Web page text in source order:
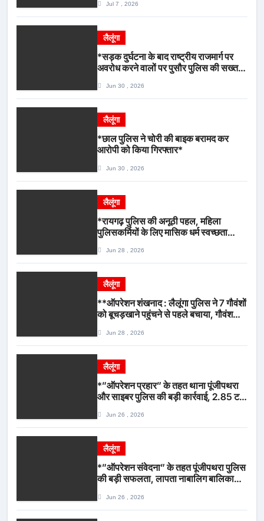
Jul 7 , 2026
लैलूंगा
*सड़क दुर्घटना के बाद राष्ट्रीय राजमार्ग पर
अवरोध करने वालों पर पुसौर पुलिस की सख्त
Jun 30 , 2026
लैलूंगा
*छाल पुलिस ने चोरी की बाइक बरामद कर
आरोपी को किया गिरफ्तार*
Jun 30 , 2026
लैलूंगा
*रायगढ़ पुलिस की अनूठी पहल, महिला
पुलिसकर्मियों के लिए मासिक धर्म स्वच्छता
Jun 28 , 2026
लैलूंगा
**ऑपरेशन शंखनाद : लैलूंगा पुलिस ने 7 गौवंशों
को बूचड़खाने पहुंचने से पहले बचाया, गौवंश
Jun 28 , 2026
लैलूंगा
*”ऑपरेशन प्रहार” के तहत थाना पूंजीपथरा
और साइबर पुलिस की बड़ी कार्रवाई, 2.85 टन
Jun 26 , 2026
लैलूंगा
*”ऑपरेशन संवेदना” के तहत पूंजीपथरा पुलिस
की बड़ी सफलता, लापता नाबालिग बालिका
गिरफ्तार*
Jun 26 , 2026